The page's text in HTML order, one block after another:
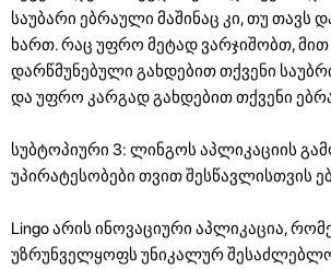
საუბარი ებრაული მაშინაც კი, თუ თავს
ხართ. რაც უფრო მეტად ვარჯიშობთ,
დარწმუნებული გახდებით თქვენი
და უფრო კარგად გახდებით თქვენი
სუბტოპიური 3: ლინგოს აპლიკაციის
უპირატესობები თვით შესწავლისთვის
Lingo არის ინოვაციური აპლიკაცია,
უზრუნველყოფს უნიკალურ